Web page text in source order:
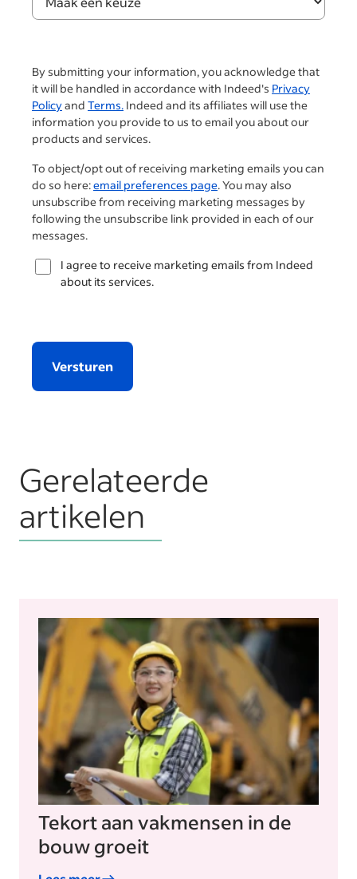
By submitting your information, you acknowledge that
it will be handled in accordance with Indeed's Privacy
Policyand Terms. Indeed and its affiliates will use the
information you provide to us to email you about our
products and services.
To object/opt out of receiving marketing emails you can
do so here:email preferences page. You may also
unsubscribe from receiving marketing messages by
following the unsubscribe link provided in each of our
messages.
I agree to receive marketing emails from Indeed
about its services.
Versturen
Gerelateerde
artikelen
Tekort aan vakmensen in de
bouw groeit